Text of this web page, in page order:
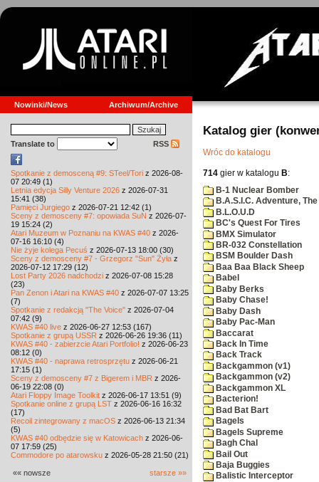
Nowinki/News Archiwum/Archive
Translate to RSS
Spotkanie z demosceną #9: STeel/Tori z 2026-08-
07 20:49 (1)
Letnia edycja Silly Venture 2026 z 2026-07-31
15:41 (38)
Pamięci Jurgiego z 2026-07-21 12:42 (1)
Sceny z demosceny #7: opowiada SuN z 2026-07-
19 15:24 (2)
Atari Muzeum w Poznaniu na KWAS #40 z 2026-
07-16 16:10 (4)
Nie żyje kolega Pecuś z 2026-07-13 18:00 (30)
Sceny z demosceny #7 - Grzegorz "Sun" Żyła z
2026-07-12 17:29 (12)
Lost Party 2026 nadchodzi z 2026-07-08 15:28
(23)
Pan Zenon i Atari na KWAS #40 z 2026-07-07 13:25
(7)
Spotkanie z redakcją "The Voice" z 2026-07-04
07:42 (9)
KWAS #40 live z 2026-06-27 12:53 (167)
Spotkanie z grupą USSR z 2026-06-26 19:36 (11)
KWAS #40 - zabierzcie Atari Portfolio! z 2026-06-23
08:12 (0)
KWAS #40 - naprawa retrosprzętu z 2026-06-21
17:15 (1)
Sceny z demosceny #7 z Bigerem i MBR z 2026-
06-19 22:08 (0)
Atari Floppy Image Toolkit z 2026-06-17 13:51 (9)
Spotkanie online z grupą LST z 2026-06-16 16:32
(17)
Recoil zintegrowany z macOS z 2026-06-13 21:34
(5)
KWAS #40 odbędzie się w Katowicach z 2026-06-
07 17:59 (25)
Commodore po atarowsku z 2026-05-28 21:50 (21)
«« nowsze starsze »»
Katalog gier
Wróc do katalogu
714 gier w katalogu B:
B-1 Nuclear Bomber
B.A.S.I.C. Adventure, The
B.L.O.U.D
BC's Quest For Tires
BMX Simulator
BR-032 Constellation
BSM Boulder Dash
Baa Baa Black Sheep
Babel
Baby Berks
Baby Chase!
Baby Dash
Baby Pac-Man
Baccarat
Back In Time
Back Track
Backgammon (v1)
Backgammon (v2)
Backgammon XL
Bacterion!
Bad Bat Bart
Bagels
Bagels Supreme
Bagh Chal
Bail Out
Baja Buggies
Balistic Interceptor